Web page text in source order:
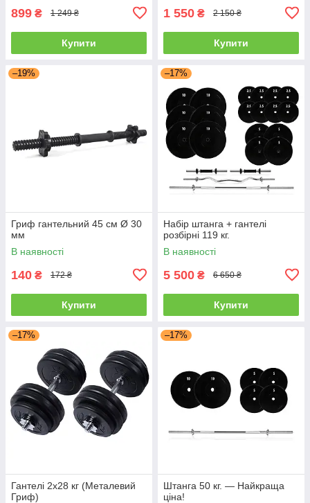
899 ₴ 1 249 ₴
Купити
1 550 ₴ 2 150 ₴
Купити
–19%
Гриф гантельний 45 см Ø 30
мм
В наявності
140 ₴ 172 ₴
Купити
–17%
Набір штанга + гантелі
розбірні 119 кг.
В наявності
5 500 ₴ 6 650 ₴
Купити
–17%
Гантелі 2х28 кг (Металевий
Гриф)
–17%
Штанга 50 кг. — Найкраща
ціна!